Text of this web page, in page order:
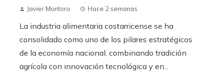
Javier Montoro Hace 2 semanas
La industria alimentaria costarricense se ha
consolidado como uno de los pilares estratégicos
de la economía nacional, combinando tradición
agrícola con innovación tecnológica y en...